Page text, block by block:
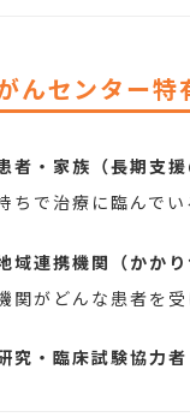
んセンター特
者・家族（長期支援
ちで治療に臨んで
域連携機関（かか
関がどんな患者を
究・臨床試験協力